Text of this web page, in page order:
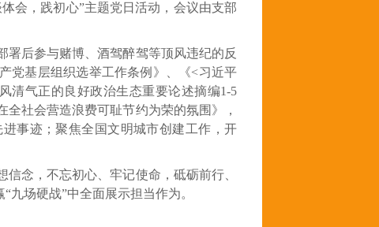
会，践初心”主题党日活动 ，会议由支部
后参与赌博、酒驾醉驾等顶风违纪的反
党基层组织选举工作条例》
、《<习近平
清气正的良好政治生态重要论述摘编1-5
社会营造浪费可耻节约为荣的氛围》，
事迹；聚焦全国文明城市创建工作，开
念，不忘初心、牢记使命，砥砺前行、
九场硬战”中全面展示担当作为。